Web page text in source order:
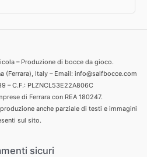
– Produzione di bocce da gioco.
(Ferrara), Italy – Email: info@salfbocce.com
– C.F.: PLZNCL53E22A806C
di Ferrara con REA 180247.
anche parziale di testi e immagini
sul sito.
sicuri